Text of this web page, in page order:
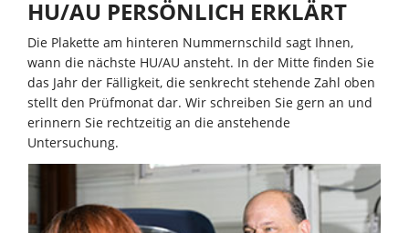
HU/AU PERSÖNLICH ERKLÄRT
Die Plakette am hinteren Nummernschild sagt Ihnen,
wann die nächste HU/AU ansteht. In der Mitte finden Sie
das Jahr der Fälligkeit, die senkrecht stehende Zahl oben
stellt den Prüfmonat dar. Wir schreiben Sie gern an und
erinnern Sie rechtzeitig an die anstehende
Untersuchung.